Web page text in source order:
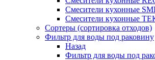
Смесители кухонные
Смесители кухонные
Сортеры (сортировка отходов)
Фильтр для воды под раковину
Назад
Фильтр для воды под